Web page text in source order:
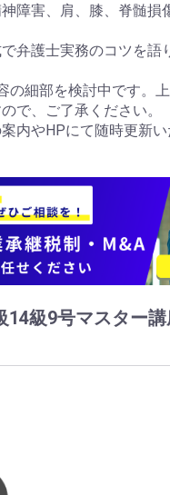
害、肩、膝、脊髄損
護士実務のコツを語り
の細部を検討中です。
で、ご了承ください。
内やHPにて随時更新い
14級9号マスター